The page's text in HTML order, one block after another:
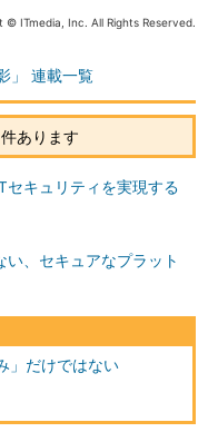
© ITmedia, Inc. All Rights Reserved.
」 連載一覧
あります
セキュリティを実現する
い、セキュアなプラット
」だけではない